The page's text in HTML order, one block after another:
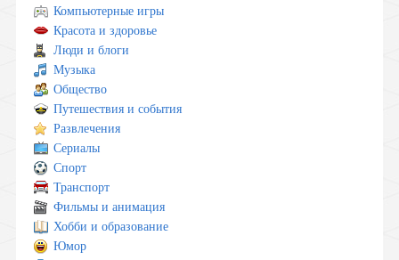
Компьютерные игры
Красота и здоровье
Люди и блоги
Музыка
Общество
Путешествия и события
Развлечения
Сериалы
Спорт
Транспорт
Фильмы и анимация
Хобби и образование
Юмор